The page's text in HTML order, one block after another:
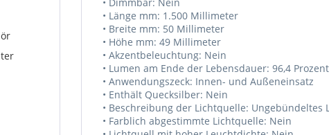
• Länge mm: 1.500 Millimeter
• Breite mm: 50 Millimeter
• Höhe mm: 49 Millimeter
• Akzentbeleuchtung: Nein
• Lumen am Ende der Lebensdauer: 96,4 Prozent
• Anwendungszeck: Innen- und Außeneinsatz
• Enthält Quecksilber: Nein
• Beschreibung der Lichtquelle: Ungebündeltes
• Farblich abgestimmte Lichtquelle: Nein